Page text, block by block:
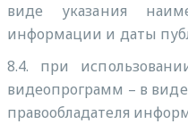
виде указания
информации и даты
8.4. при
видеопрограмм – в
правообладателя